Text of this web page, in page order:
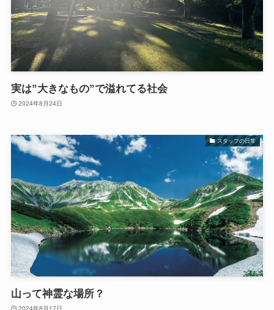
実は”大きなもの”で溢れてる社会
2024年8月24日
スタッフの日常
山って神霊な場所？
2024年8月17日